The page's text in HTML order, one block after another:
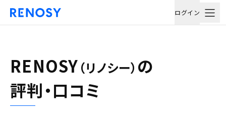
ログイン
RENOSY （リノシー） の
評判・口コミ